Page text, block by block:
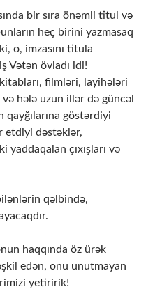
bir sıra önəmli titul və
heç birini yazmasaq
o, imzasını titula
Vətən övladı idi!
kitabları, filmləri, layihələri
hələ uzun illər də güncəl
qayğılarına göstərdiyi
etdiyi dəstəklər,
çıxışları və
qəlbində,
haqqında öz ürək
edən, onu unutmayan
yetiririk!